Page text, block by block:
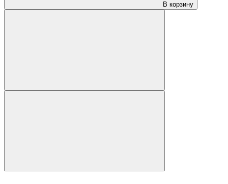
В корзину